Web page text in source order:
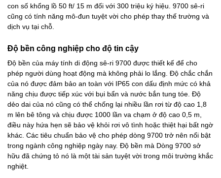
con số khổng lồ 50 ft/ 15 m đối với 300 triệu ký hiệu. 9700 sê-ri
cũng có tính năng mô-đun tuyệt vời cho phép thay thế trường và
dịch vụ tại chỗ.
Độ bền công nghiệp cho độ tin cậy
Độ bền của máy tính di động sê-ri 9700 được thiết kế để cho
phép người dùng hoạt động mà không phải lo lắng. Độ chắc chắn
của nó được đảm bảo an toàn với IP65 con dấu định mức có khả
năng chịu được tiếp xúc với bụi bẩn và nước bắn tung tóe. Độ
dẻo dai của nó cũng có thể chống lại nhiều lần rơi từ độ cao 1,8
m lên bê tông và chịu được 1000 lần va chạm ở độ cao 0,5 m,
điều này hứa hẹn sẽ bảo vệ khỏi rơi vô tình hoặc thiệt hại bất ngờ
khác. Các tiêu chuẩn bảo vệ cho phép dòng 9700 trở nên nổi bật
trong ngành công nghiệp ngày nay. Độ bền mà Dòng 9700 sở
hữu đã chứng tỏ nó là một tài sản tuyệt vời trong môi trường khắc
nghiệt.